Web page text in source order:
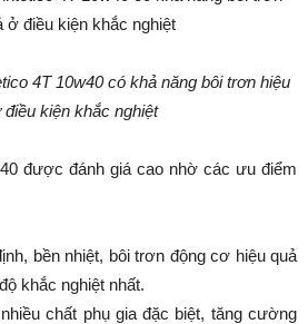
4T 10w40 có khả năng bôi trơn hiệu
điều kiện khắc nghiệt
được đánh giá cao nhờ các ưu điểm
bền nhiệt, bôi trơn động cơ hiệu quả
khắc nghiệt nhất.
chất phụ gia đặc biệt, tăng cường